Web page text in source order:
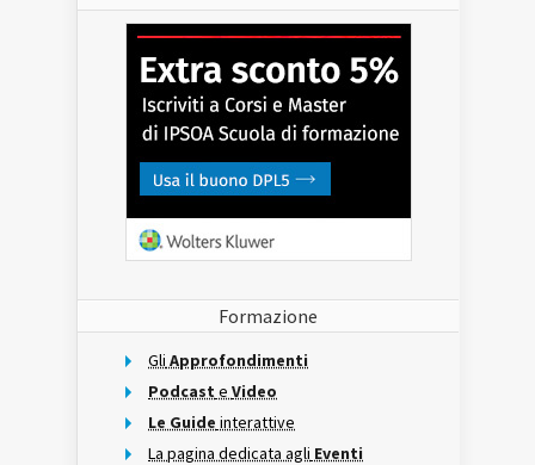
Formazione
Gli Approfondimenti
Podcast e Video
Le Guide interattive
La pagina dedicata agli Eventi